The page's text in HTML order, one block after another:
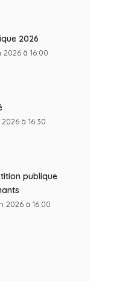
2026
2026 à 16:00
à 16:30
publique
2026 à 16:00